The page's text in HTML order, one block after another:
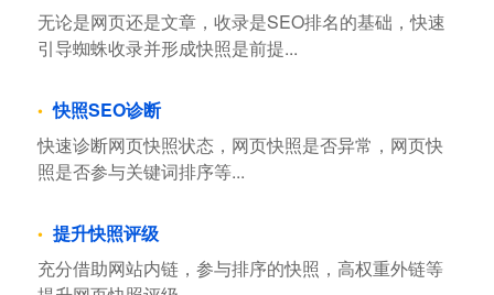
无论是网页还是文章，收录是SEO排名的基础，快速
引导蜘蛛收录并形成快照是前提...
快照SEO诊断
快速诊断网页快照状态，网页快照是否异常，网页快
照是否参与关键词排序等...
提升快照评级
充分借助网站内链，参与排序的快照，高权重外链等